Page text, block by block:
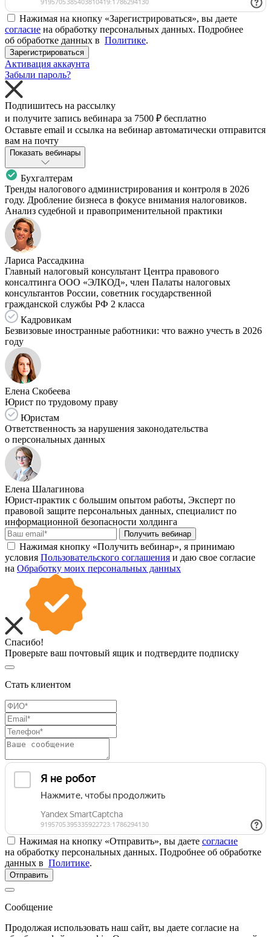
Нажимая на кнопку «Зарегистрироваться», вы даете
согласие на обработку персональных данных. Подробнее
об обработке данных в Политике.
Зарегистрироваться
Активация аккаунта
Забыли пароль?
Подпишитесь на рассылку
и получите запись вебинара за 7500 ₽ бесплатно
Оставьте email и ссылка на вебинар автоматически отправится
вам на почту
Показать вебинары
Бухгалтерам
Тренды налогового администрирования и контроля в 2026
году. Дробление бизнеса в фокусе внимания налоговиков.
Анализ судебной и правоприменительной практики
Лариса Рассадкина
Главный налоговый консультант Центра правового
консалтинга ООО «ЭЛКОД», член Палаты налоговых
консультантов России, советник государственной
гражданской службы РФ 2 класса
Кадровикам
Безвизовые иностранные работники: что важно учесть в 2026
году
Елена Скобеева
Юрист по трудовому праву
Юристам
Ответственность за нарушения законодательства
о персональных данных
Елена Шалагинова
Юрист-практик с большим опытом работы, Эксперт по
правовой защите персональных данных, специалист по
информационной безопасности холдинга
Получить вебинар
Нажимая кнопку «Получить вебинар», я принимаю
условия Пользовательского соглашения и даю свое согласие
на Обработку моих персональных данных
Спасибо!
Проверьте ваш почтовый ящик и подтвердите подписку
Стать клиентом
Нажимая на кнопку «Отправить», вы даете согласие
на обработку персональных данных. Подробнее об обработке
данных в Политике.
Отправить
Сообщение
Продолжая использовать наш сайт, вы даете согласие на